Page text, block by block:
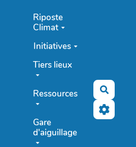
Riposte
Climat
Initiatives
Tiers lieux
Ressources
Gare
d'aiguillage